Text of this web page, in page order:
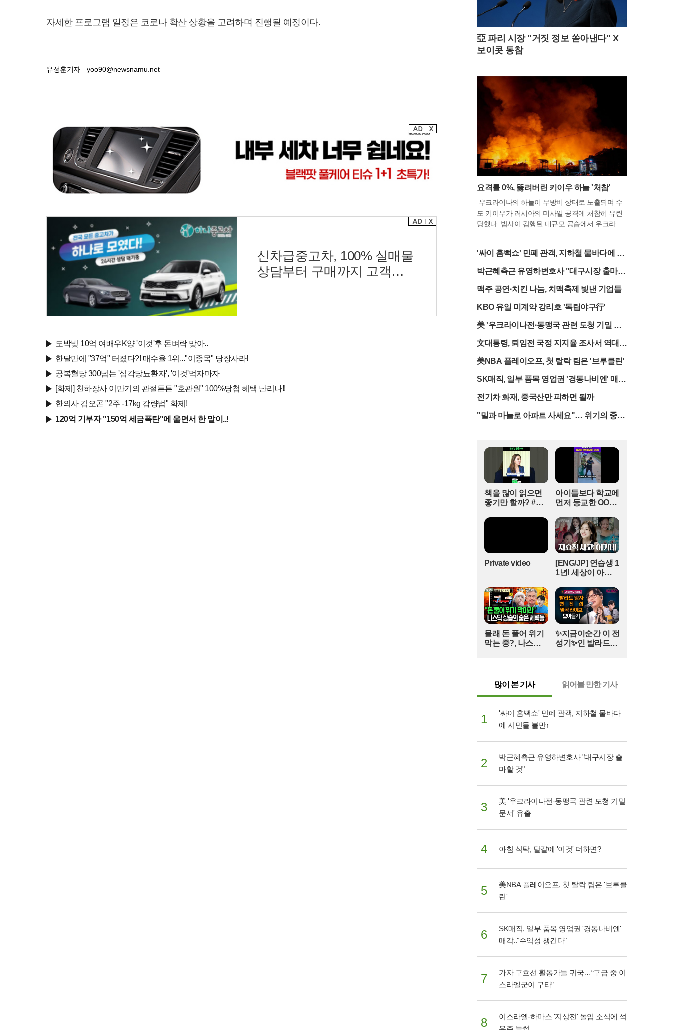
자세한 프로그램 일정은 코로나 확산 상황을 고려하며 진행될 예정이다.
유성훈기자 yoo90@newsnamu.net
신차급중고차, 100% 실매물
상담부터 구매까지 고객이
도박빚 10억 여배우K양 '이것'후 돈벼락 맞아..
한달만에 "37억" 터졌다?! 매수율 1위..."이종목" 당장사라!
공복혈당 300넘는 '심각당뇨환자', '이것'먹자마자
[화제] 천하장사 이만기의 관절튼튼 "호관원" 100%당첨 혜택 난리나!!
한의사 김오곤 "2주 -17kg 감량법" 화제!
120억 기부자 "150억 세금폭탄"에 울면서 한 말이..!
亞 파리 시장 "거짓 정보 쏟아낸다" X
보이콧 동참
요격률 0%, 뚫려버린 키이우 하늘 '처참'
우크라이나의 하늘이 무방비 상태로 노출되며 수
도 키이우가 러시아의 미사일 공격에 처참히 유린
당했다. 밤사이 감행된 대규모 공습에서 우크라이
드러났다. 이는 서방 국가들의 군사 지원이 급감하
면서 요격 미사일 재고가 바닥을 드러냈음을 보여
주는 뼈아픈 결과다. 불과 며칠 전까지만 해도 간신
히 방어선을 유지하던 우크라이나의 방패가 사실
격으로 인한 인명 피해는 끔찍했다. 러시아군은 드
밀 타격 무기를 동원해 키이우 인근을 초토화했으
며, 이 과정에서 최소 17명이 목숨을 잃었다. 특히
브로바리 지역의 철도역에서는 열차 지연으로 승
강장에 머물던 무고한 시민들이 미사일 파편과 폭
하지 못하면서 평범한 일상을 보내던 민간인들이
고스란히 테러의 표적이 된 셈이다.볼로디미르 젤
렌스키 대통령은 방공 미사일 공급량이 전년 대비
3분의 1 수준으로 급감했다며 동맹국들을 향해 절
음으로 직결되고 있음을 경고했다. 러시아가 군사
시설이 아닌 민간 물류 거점과 기반 시설을 의도적
으로 겨냥하고 있는 상황에서, 방어 무기 부재는 국
적 타격 또한 심각한 수준이다. 러시아의 미사일은
우크라이나 최대 유통업체와 전자상거래 기업의
물류센터를 정확히 타격해 화염에 휩싸이게 했다.
민간 택배사의 거점 시설에는 살상력이 높은 집속
탄까지 사용되었다는 주장이 제기되며 테러 논란
은 더욱 확산하고 있다. 식품 창고와 제조업체의 생
산 시설이 파괴되면서 생필품 공급망이 마비될 위
기에 처했고, 이는 전시에 고통받는 시민들의 생존
우크라이나 정부는 이번 공습을 군사적 목적이 없
는 명백한 '경제 테러'로 규정하고 피해 기업들과 긴
급 대책 회의에 착수했다. 세르히 코레츠키 총리는
러시아가 수백만 명의 생계가 달린 기업들을 의도
적으로 파괴해 사회적 혼란을 야기하려 한다고 맹
비난했다. 하지만 정부의 강력한 규탄에도 불구하
지 않고 있으며, 우크라이나의 방공 미사일 잔량은
위험 수위에 도달했다. 키이우 시내 곳곳에서는 미
있지만, 다음 공습을 예고하는 경보음은 언제든 다
시 울릴 수 있는 상황이다. 서방의 결단이 늦어지는
사이 우크라이나의 주요 물류 거점과 민간 시설들
을 위한 국제 사회의 움직임에 전 세계의 이목이 쏠
리고 있다.
'싸이 흠뻑쇼' 민폐 관객, 지하철 물바다에 시
박근혜측근 유영하변호사 "대구시장 출마할
맥주 공연·치킨 나눔, 치맥축제 빛낸 기업들
KBO 유일 미계약 강리호 '독립야구行'
美 '우크라이나전·동맹국 관련 도청 기밀 문
서' 유출
文대통령, 퇴임전 국정 지지율 조사서 역대
대통령 중 최고
美NBA 플레이오프, 첫 탈락 팀은 '브루클린'
SK매직, 일부 품목 영업권 '경동나비엔' 매
전기차 화재, 중국산만 피하면 될까
"밀과 마늘로 아파트 사세요"… 위기의 중국
책을 많이 읽으면
좋기만 할까? #얘
서교육 #슬기로운
아이들보다 학교에
먼저 등교한 OOO
시 #스브스프리미
엄 #shorts
Private video
[ENG/JP] 연습생 1
1년! 세상이 아무
다시 CHEER UP
하게 만드는 지효
적 사고 | 아주 사적
인 미술관 EP. 06 /
14F
몰래 돈 풀어 위기
막는 중?, 나스닥
✨지금이순간 이 전
성기✨인 발라드왕
이순간 (매주 [목]
저녁 8:20)
많이 본 기사 읽어볼 만한 기사
1
'싸이 흠뻑쇼' 민폐 관객, 지하철 물바다
에 시민들 불만↑
2
박근혜측근 유영하변호사 "대구시장 출
마할 것"
3
美 '우크라이나전·동맹국 관련 도청 기밀
문서' 유출
4 아침 식탁, 달걀에 '이것' 더하면?
5
美NBA 플레이오프, 첫 탈락 팀은 '브루클
린'
6
SK매직, 일부 품목 영업권 '경동나비엔'
매각.."수익성 챙긴다"
7
가자 구호선 활동가들 귀국…“구금 중 이
스라엘군이 구타”
8
이스라엘-하마스 '지상전' 돌입 소식에 석